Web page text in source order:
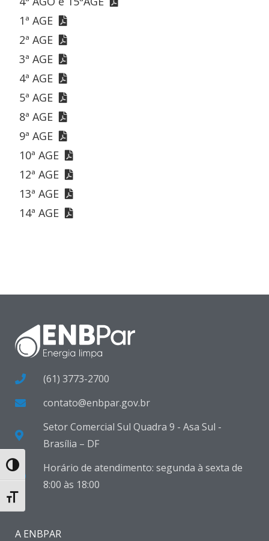
Toggle High Contrast
Toggle Font size
1ª AGE
2ª AGE
3ª AGE
4ª AGE
5ª AGE
8ª AGE
9ª AGE
10ª AGE
12ª AGE
13ª AGE
14ª AGE
(61) 3773-2700
contato@enbpar.gov.br
Setor Comercial Sul Quadra 9 - Asa Sul -
Brasília – DF
Horário de atendimento: segunda à sexta de
8:00 às 18:00
A ENBPAR